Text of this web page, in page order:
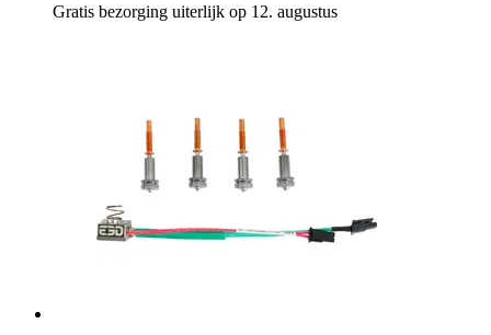
Gratis bezorging uiterlijk op 12. augustus